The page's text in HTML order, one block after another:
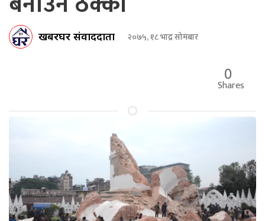
खबरघर संवाददाता २०७५, १८ भाद्र सोमबार
0
Shares